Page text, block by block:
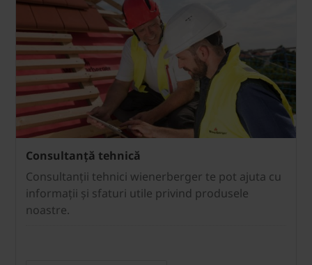
Consultanță tehnică
Consultanții tehnici wienerberger te pot ajuta cu
informații și sfaturi utile privind produsele
noastre.